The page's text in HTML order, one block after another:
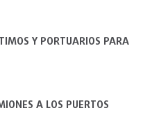
Y PORTUARIOS PARA
A LOS PUERTOS